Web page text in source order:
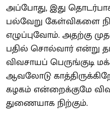
அப்போது, இது
பல்வேறு கேள்விகளை
எழுப்புவோம். அதற்கு
பதில் சொல்வார் என்று
விவசாயப் பெருங்குடி
ஆவலோடு
கழகம் என்றைக்குமே
துணையாக நிற்கும்.